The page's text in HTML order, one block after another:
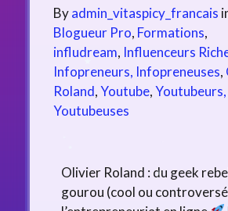
Byadmin_vitaspicy_francais
Blogueur Pro, Formations,
infludream, Influenceurs
Infopreneurs, Infopreneuses,
Roland,Youtube,Youtubeurs,
Youtubeuses
Olivier Roland : du geek
gourou (cool ou